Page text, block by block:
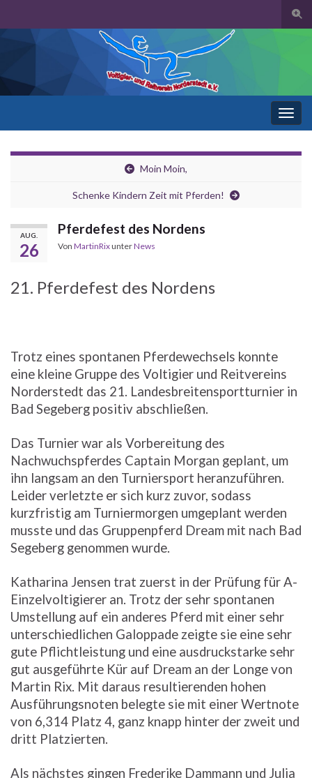
Search for:
Moin Moin,
Schenke Kindern Zeit mit Pferden!
AUG.
26
Pferdefest des Nordens
Von MartinRixunterNews
21. Pferdefest des Nordens
Trotz eines spontanen Pferdewechsels konnte
eine kleine Gruppe des Voltigier und Reitvereins
Norderstedt das 21. Landesbreitensportturnier in
Bad Segeberg positiv abschließen.
Das Turnier war als Vorbereitung des
Nachwuchspferdes Captain Morgan geplant, um
ihn langsam an den Turniersport heranzuführen.
Leider verletzte er sich kurz zuvor, sodass
kurzfristig am Turniermorgen umgeplant werden
musste und das Gruppenpferd Dream mit nach Bad
Segeberg genommen wurde.
Katharina Jensen trat zuerst in der Prüfung für A-
Einzelvoltigierer an. Trotz der sehr spontanen
Umstellung auf ein anderes Pferd mit einer sehr
unterschiedlichen Galoppade zeigte sie eine sehr
gute Pflichtleistung und eine ausdruckstarke sehr
gut ausgeführte Kür auf Dream an der Longe von
Martin Rix. Mit daraus resultierenden hohen
Ausführungsnoten belegte sie mit einer Wertnote
von 6,314 Platz 4, ganz knapp hinter der zweit und
dritt Platzierten.
Als nächstes gingen Frederike Dammann und Julia